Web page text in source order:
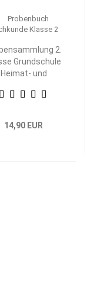
2.
Grundschule
Heimat- und
14,90 EUR